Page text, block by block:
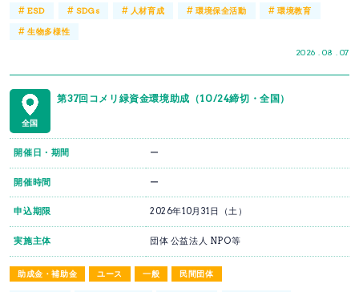
2026 . 08 . 07
#ESD # SDGs # 人材育成 # 環境保全活動 #環境教育
#生物多様性
全国
第37回コメリ緑資金環境助成（10/24締切・全国）
助成金・補助金 ユース 一般 民間団体
開催日・期間 ー
開催時間 ー
申込期限 2026年10月31日（土）
実施主体 団体 公益法人 NPO等